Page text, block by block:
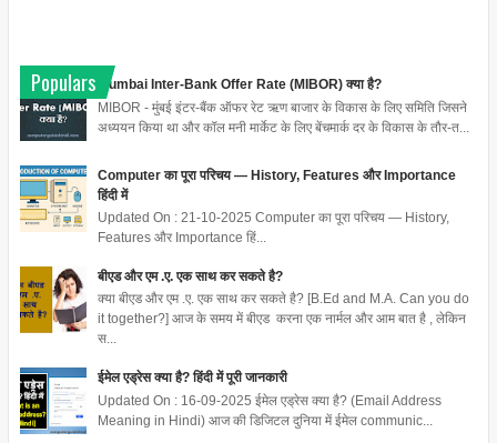
Populars
Mumbai Inter-Bank Offer Rate (MIBOR) क्या है?
MIBOR - मुंबई इंटर-बैंक ऑफर रेट ऋण बाजार के विकास के लिए समिति जिसने
अध्ययन किया था और कॉल मनी मार्केट के लिए बेंचमार्क दर के विकास के तौर-त...
Computer का पूरा परिचय — History, Features और Importance
हिंदी में
Updated On : 21-10-2025 Computer का पूरा परिचय — History,
Features और Importance हिं...
बीएड और एम .ए. एक साथ कर सकते है?
क्या बीएड और एम .ए. एक साथ कर सकते है? [B.Ed and M.A. Can you do
it together?] आज के समय में बीएड करना एक नार्मल और आम बात है , लेकिन
स...
ईमेल एड्रेस क्या है? हिंदी में पूरी जानकारी
Updated On : 16-09-2025 ईमेल एड्रेस क्या है? (Email Address
Meaning in Hindi) आज की डिजिटल दुनिया में ईमेल communic...